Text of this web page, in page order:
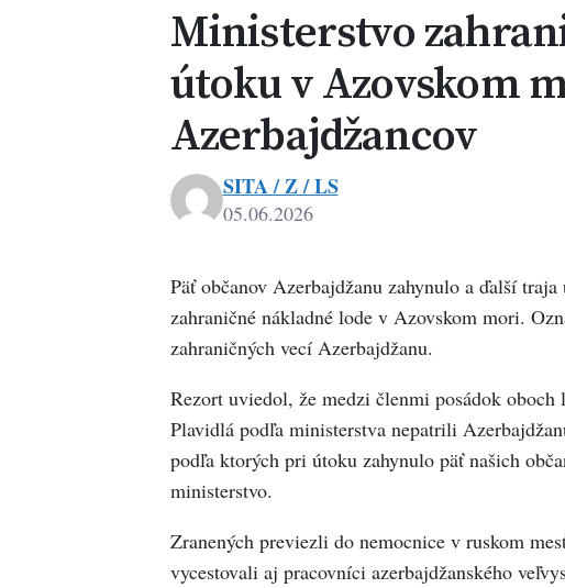
Ministerstvo
útoku v Azovskom
Azerbajdžancov
SITA / Z / LS
05.06.2026
Päť občanov Azerbajdžanu zahynulo a ďalší
zahraničné nákladné lode v Azovskom mori.
zahraničných vecí Azerbajdžanu.
Rezort uviedol, že medzi členmi posádok
Plavidlá podľa ministerstva nepatrili
podľa ktorých pri útoku zahynulo päť našich
ministerstvo.
Zranených previezli do nemocnice v ruskom
vycestovali aj pracovníci azerbajdžanského